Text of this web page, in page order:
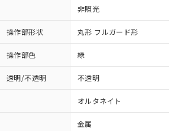
非照光
操作部形状 丸形 フルガード形
操作部色 緑
透明/不透明 不透明
オルタネイト
金属